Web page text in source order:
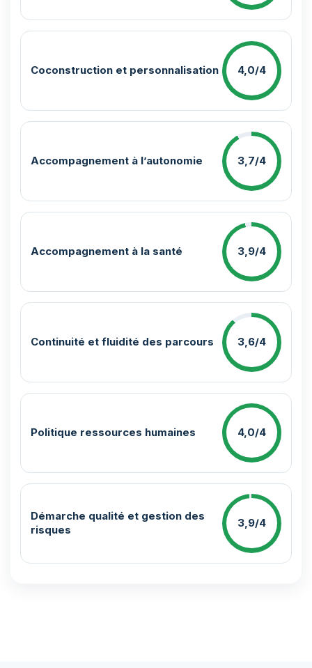
Coconstruction et personnalisation 4,0/4
Accompagnement à l’autonomie 3,7/4
Accompagnement à la santé 3,9/4
Continuité et fluidité des parcours 3,6/4
Politique ressources humaines 4,0/4
Démarche qualité et gestion des
risques
3,9/4